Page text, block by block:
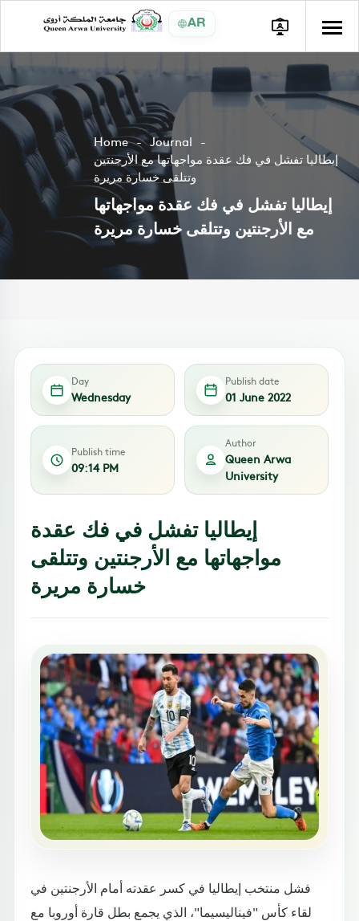
AR
Home
Journal
إيطاليا تفشل في فك عقدة مواجهاتها مع الأرجنتين
وتتلقى خسارة مريرة
إيطاليا تفشل في فك عقدة مواجهاتها
مع الأرجنتين وتتلقى خسارة مريرة
Day
Wednesday
Publish date
01 June 2022
Publish time
09:14 PM
Author
Queen Arwa
University
إيطاليا تفشل في فك عقدة
مواجهاتها مع الأرجنتين وتتلقى
خسارة مريرة
فشل منتخب إيطاليا في كسر عقدته أمام الأرجنتين في
لقاء كأس "فيناليسيما"، الذي يجمع بطل قارة أوروبا مع